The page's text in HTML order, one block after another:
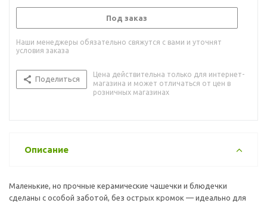
Под заказ
Наши менеджеры обязательно свяжутся с вами и уточнят
условия заказа
Поделиться
Цена действительна только для интернет-
магазина и может отличаться от цен в
розничных магазинах
Описание
Маленькие, но прочные керамические чашечки и блюдечки
сделаны с особой заботой, без острых кромок — идеально для